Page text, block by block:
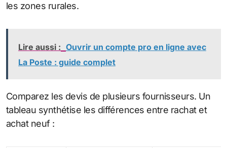
les zones rurales.
Lire aussi : Ouvrir un compte pro en ligne avec
La Poste : guide complet
Comparez les devis de plusieurs fournisseurs. Un
tableau synthétise les différences entre rachat et
achat neuf :